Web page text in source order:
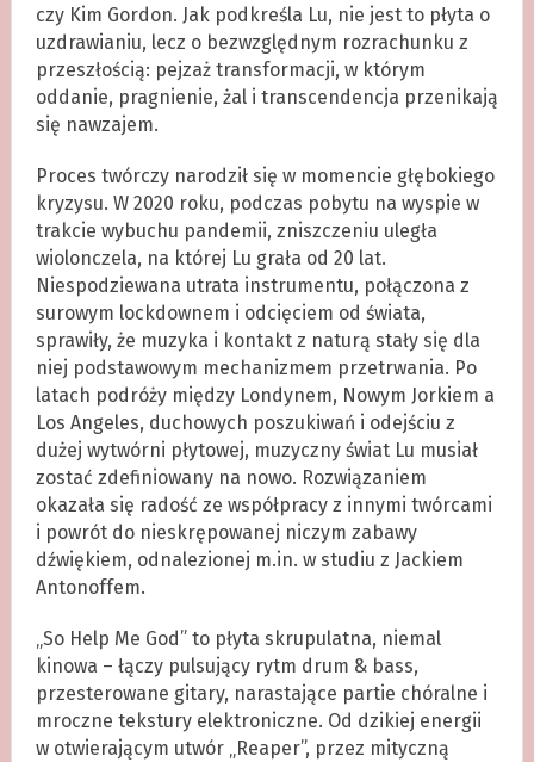
czy Kim Gordon. Jak podkreśla Lu, nie jest to płyta o
uzdrawianiu, lecz o bezwzględnym rozrachunku z
przeszłością: pejzaż transformacji, w którym
oddanie, pragnienie, żal i transcendencja przenikają
się nawzajem.
Proces twórczy narodził się w momencie głębokiego
kryzysu. W 2020 roku, podczas pobytu na wyspie w
trakcie wybuchu pandemii, zniszczeniu uległa
wiolonczela, na której Lu grała od 20 lat.
Niespodziewana utrata instrumentu, połączona z
surowym lockdownem i odcięciem od świata,
sprawiły, że muzyka i kontakt z naturą stały się dla
niej podstawowym mechanizmem przetrwania. Po
latach podróży między Londynem, Nowym Jorkiem a
Los Angeles, duchowych poszukiwań i odejściu z
dużej wytwórni płytowej, muzyczny świat Lu musiał
zostać zdefiniowany na nowo. Rozwiązaniem
okazała się radość ze współpracy z innymi twórcami
i powrót do nieskrępowanej niczym zabawy
dźwiękiem, odnalezionej m.in. w studiu z Jackiem
Antonoffem.
„So Help Me God” to płyta skrupulatna, niemal
kinowa – łączy pulsujący rytm drum & bass,
przesterowane gitary, narastające partie chóralne i
mroczne tekstury elektroniczne. Od dzikiej energii
w otwierającym utwór „Reaper”, przez mityczną